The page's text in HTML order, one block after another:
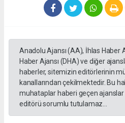
Anadolu Ajansı (AA), İhlas Haber
Haber Ajansı (DHA) ve diğer
haberler, sitemizin editörlerinin
kanallarından çekilmektedir. Bu
muhataplar haberi geçen
editörü sorumlu tutulamaz...